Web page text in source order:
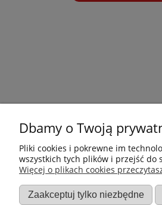
Jak kupować?
Dbamy o Twoją
Pliki cookies i pokrewne im
wszystkich tych plików i przejść do
Więcej o plikach cookies
Zaakceptuj tylko niezbędne